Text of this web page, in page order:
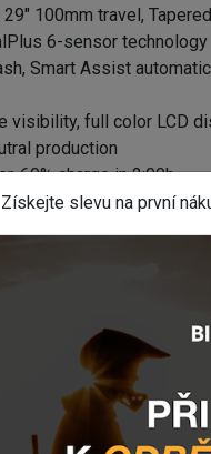
29" 100mm travel,
6-sensor technology
Smart Assist
visibility, full color LCD
production
60% charge in 2:00h
ANT+ wireless display
(S: 720mm,
Forged Aluminium
[F],160mm [R]
Získejte slevu na první